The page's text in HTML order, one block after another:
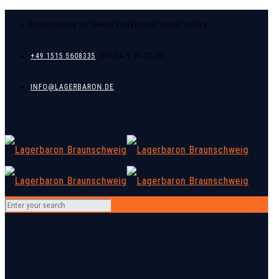
RESERVIEREN SIE IHREN LAGERCONTAINER UNTER
+49 1515 5608335
INFO@LAGERBARON.DE